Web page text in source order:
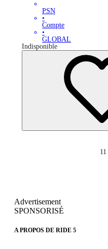
PSN
•
Compte
•
GLOBAL
Indisponible
11
Advertisement
SPONSORISÉ
A PROPOS DE RIDE 5